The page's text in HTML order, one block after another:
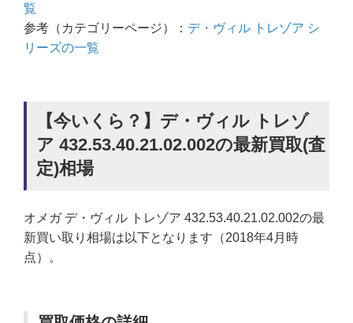
覧
参考（カテゴリーページ）： デ・ヴィル トレゾア シ
リーズの一覧
【今いくら？】デ・ヴィル トレゾ
ア 432.53.40.21.02.002の最新買取(査
定)相場
オメガ デ・ヴィル トレゾア 432.53.40.21.02.002の最
新買い取り相場は以下となります（2018年4月時
点）。